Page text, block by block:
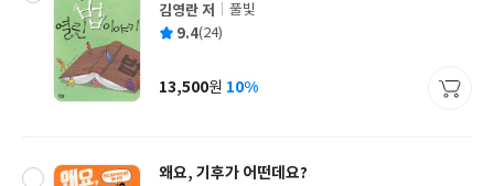
글
쓴
김영란 저
출
사
풀빛
평 9.4(24)
가
13,500원 10%
왜요, 기후가 어떤데요?